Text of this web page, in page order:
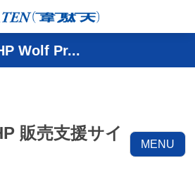
Wolf Pr...
販売支援サイ
MENU